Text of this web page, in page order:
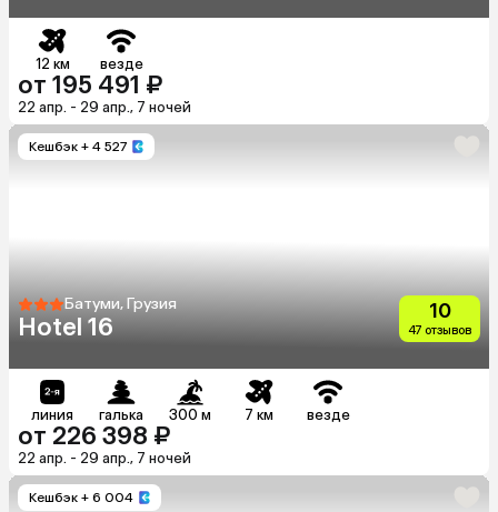
12 км везде
от 195 491 ₽
22 апр. - 29 апр., 7 ночей
Кешбэк + 4 527
Батуми, Грузия
Hotel 16
10
47 отзывов
линия галька 300 м 7 км везде
от 226 398 ₽
22 апр. - 29 апр., 7 ночей
Кешбэк + 6 004